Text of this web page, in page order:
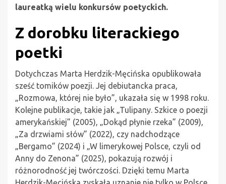
laureatką wielu konkursów poetyckich.
Z dorobku literackiego
poetki
Dotychczas Marta Herdzik-Męcińska opublikowała
sześć tomików poezji. Jej debiutancka praca,
„Rozmowa, której nie było”, ukazała się w 1998 roku.
Kolejne publikacje, takie jak „Tulipany. Szkice o poezji
amerykańskiej” (2005), „Dokąd płynie rzeka” (2009),
„Za drzwiami słów” (2022), czy nadchodzące
„Bergamo” (2024) i „W limerykowej Polsce, czyli od
Anny do Zenona” (2025), pokazują rozwój i
różnorodność jej twórczości. Dzięki temu Marta